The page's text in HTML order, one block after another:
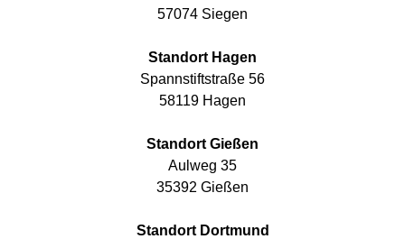
57074 Siegen
Standort Hagen
Spannstiftstraße 56
58119 Hagen
Standort Gießen
Aulweg 35
35392 Gießen
Standort Dortmund